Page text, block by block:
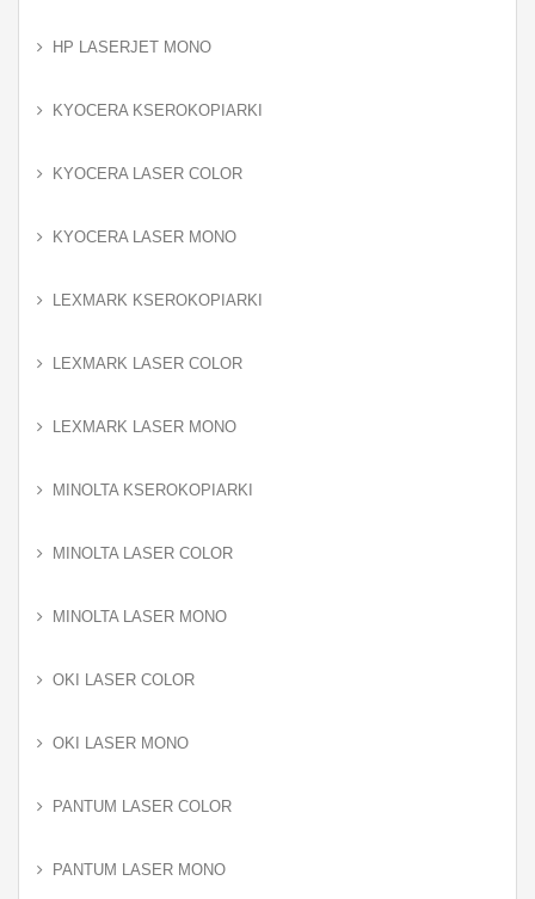
HP LASERJET MONO
KYOCERA KSEROKOPIARKI
KYOCERA LASER COLOR
KYOCERA LASER MONO
LEXMARK KSEROKOPIARKI
LEXMARK LASER COLOR
LEXMARK LASER MONO
MINOLTA KSEROKOPIARKI
MINOLTA LASER COLOR
MINOLTA LASER MONO
OKI LASER COLOR
OKI LASER MONO
PANTUM LASER COLOR
PANTUM LASER MONO